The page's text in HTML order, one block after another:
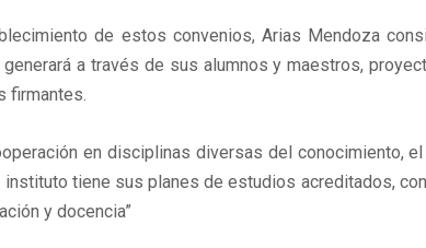
de estos convenios, Arias Mendoza
a través de sus alumnos y maestros,
firmantes.
en disciplinas diversas del conocimiento,
tiene sus planes de estudios acreditados,
y docencia”